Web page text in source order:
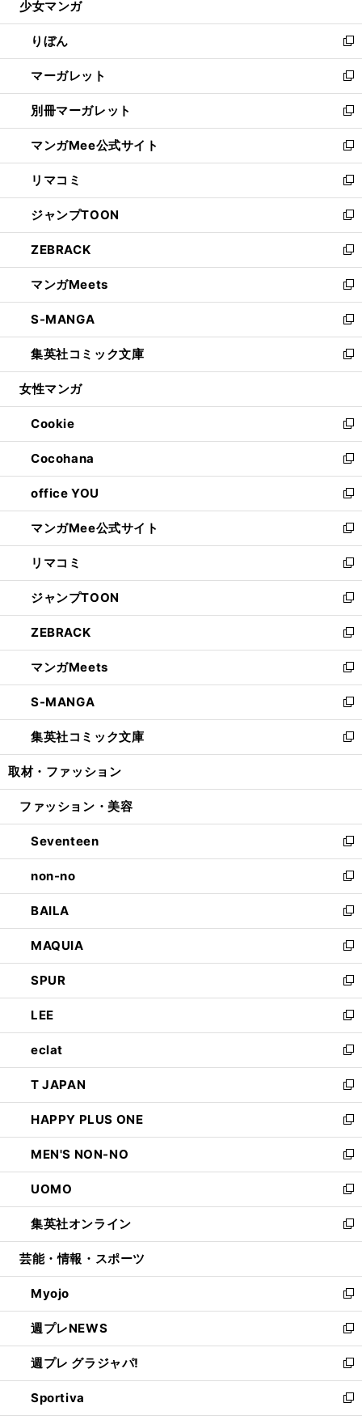
開
く
ウ
で
開
く
ン
ド
ウ
で
開
く
ウ
ィ
ン
ド
ウ
で
開
く
少女マンガ
りぼん
新
し
い
ウ
ィ
ン
ド
ウ
で
開
く
マーガレット
新
し
い
ウ
ィ
ン
ド
ウ
で
開
く
別冊マーガレット
新
し
い
ウ
ィ
ン
ド
ウ
で
開
く
マンガMee公式サイト
新
し
い
ウ
ィ
ン
ド
ウ
で
開
く
リマコミ
新
し
い
ウ
ィ
ン
ド
ウ
で
開
く
ジャンプTOON
新
し
い
ウ
ィ
ン
ド
ウ
で
開
ZEBRACK
新
し
い
ウ
ィ
ン
ド
ウ
開
く
マンガMeets
新
し
い
ウ
ィ
ン
ウ
で
開
く
S-MANGA
新
し
い
ウ
ン
ド
ウ
で
開
く
集英社コミック文庫
新
し
ウ
ィ
ン
ド
ウ
で
開
く
女性マンガ
Cookie
新
し
い
ウ
ィ
ン
ド
ウ
で
開
く
Cocohana
新
し
い
ウ
ィ
ン
ド
ウ
で
開
く
office YOU
新
し
い
ウ
ィ
ン
ド
ウ
で
開
く
マンガMee公式サイト
新
し
い
ウ
ィ
ン
ド
ウ
で
開
く
リマコミ
新
し
い
ウ
ィ
ン
ド
ウ
で
開
く
ジャンプTOON
新
し
い
ウ
ィ
ン
ド
ウ
で
開
ZEBRACK
新
し
い
ウ
ィ
ン
ド
ウ
開
マンガMeets
新
し
い
ウ
ィ
ン
ウ
開
く
S-MANGA
新
し
い
ウ
ン
ウ
で
開
く
集英社コミック文庫
新
し
ウ
ン
ド
ウ
で
開
く
取材・ファッション
ファッション・美容
Seventeen
新
し
い
ウ
ィ
ン
ド
ウ
で
開
く
non-no
新
し
い
ウ
ィ
ン
ド
ウ
で
開
く
BAILA
新
し
い
ウ
ィ
ン
ド
ウ
で
開
く
MAQUIA
新
し
い
ウ
ィ
ン
ド
ウ
で
開
く
SPUR
新
し
い
ウ
ィ
ン
ド
ウ
で
開
く
LEE
新
し
い
ウ
ィ
ン
ド
ウ
で
開
く
eclat
新
し
い
ウ
ィ
ン
ド
ウ
で
開
く
T JAPAN
新
し
い
ウ
ィ
ン
ド
ウ
で
開
HAPPY PLUS ONE
新
し
い
ウ
ィ
ン
ド
ウ
開
く
MEN'S NON-NO
新
し
い
ウ
ィ
ン
ウ
で
開
く
UOMO
新
し
い
ウ
ン
ド
ウ
で
開
く
集英社オンライン
新
し
ウ
ィ
ン
ド
ウ
で
開
く
芸能・情報・スポーツ
Myojo
新
し
い
ウ
ィ
ン
ド
ウ
週プレNEWS
新
し
い
ウ
ィ
ン
週プレ グラジャパ!
新
し
い
ウ
Sportiva
新
し